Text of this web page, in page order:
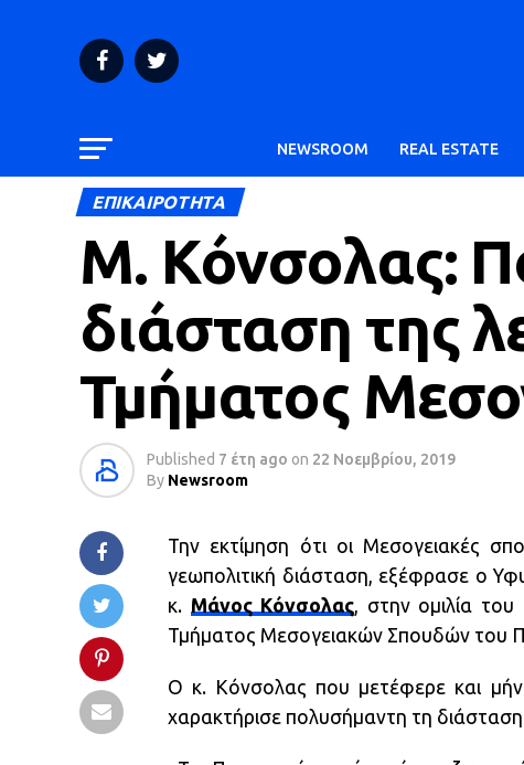
NEWSROOM REAL ESTATE
ΕΠΙΚΑΙΡΟΤΗΤΑ
Μ. Κόνσολας:
διάσταση της
Τμήματος
Published 7 έτη ago on 22 Νοεμβρίου, 2019
By Newsroom
Την εκτίμηση ότι οι Μεσογειακές
γεωπολιτική διάσταση, εξέφρασε ο
κ. Μάνος Κόνσολας, στην ομιλία
Τμήματος Μεσογειακών Σπουδών του
Ο κ. Κόνσολας που μετέφερε και
χαρακτήρισε πολυσήμαντη τη